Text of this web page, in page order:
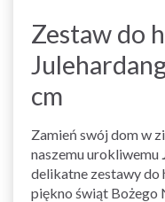
Zestaw do
cm
Zamień swój dom w
naszemu urokliwemu
delikatne zestawy do
piękno świąt Bożego